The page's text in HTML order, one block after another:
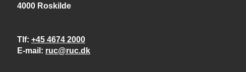
4000 Roskilde
Tlf +45 4674 2000
E-mail
ruc@ruc.dk